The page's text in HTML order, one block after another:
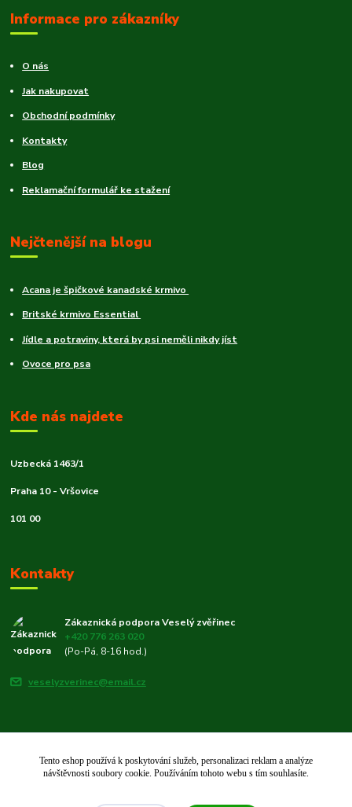
Informace pro zákazníky
O nás
Jak nakupovat
Obchodní podmínky
Kontakty
Blog
Reklamační formulář ke stažení
Nejčtenější na blogu
Acana je špičkové kanadské krmivo
Britské krmivo Essential
Jídle a potraviny, která by psi neměli nikdy jíst
Ovoce pro psa
Kde nás najdete
Uzbecká 1463/1
Praha 10 - Vršovice
101 00
Kontakty
Zákaznická podpora Veselý zvěřinec
+420 776 263 020
(Po-Pá, 8-16 hod.)
veselyzverinec@email.cz
© 2019–2026 Veselý zvěřinec 🐾 | Rodinný e-shop pro chovatele od roku
Tento eshop používá k poskytování služeb, personalizaci reklam a analýze
návštěvnosti soubory cookie. Používáním tohoto webu s tím souhlasíte.